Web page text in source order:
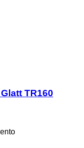
TR160